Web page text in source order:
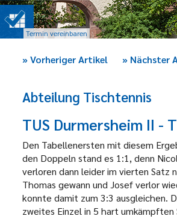
Termin vereinbaren
»Vorheriger Artikel » Nächster
Abteilung Tischtennis
TUS Durmersheim II -
Den Tabellenersten mit diesem
den Doppeln stand es 1:1, denn
verloren dann leider im vierten Satz
Thomas gewann und Josef verlor
konnte damit zum 3:3 ausgleichen.
zweites Einzel in 5 hart